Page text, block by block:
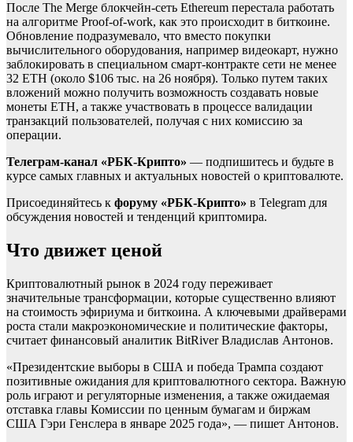
После The Merge блокчейн-сеть Ethereum перестала работать
на алгоритме Proof-of-work, как это происходит в биткоине.
Обновление подразумевало, что вместо покупки
вычислительного оборудования, например видеокарт, нужно
заблокировать в специальном смарт-контракте сети не менее
32 ETH (около $106 тыс. на 26 ноября). Только путем таких
вложений можно получить возможность создавать новые
монеты ETH, а также участвовать в процессе валидации
транзакций пользователей, получая с них комиссию за
операции.
Телеграм-канал «РБК-Крипто» — подпишитесь и будьте в
курсе самых главных и актуальных новостей о криптовалюте.
Присоединяйтесь к форуму «РБК-Крипто» в Telegram для
обсуждения новостей и тенденций криптомира.
Что движет ценой
Криптовалютный рынок в 2024 году переживает
значительные трансформации, которые существенно влияют
на стоимость эфириума и биткоина. А ключевыми драйверами
роста стали макроэкономические и политические факторы,
считает финансовый аналитик BitRiver Владислав Антонов.
«Президентские выборы в США и победа Трампа создают
позитивные ожидания для криптовалютного сектора. Важную
роль играют и регуляторные изменения, а также ожидаемая
отставка главы Комиссии по ценным бумагам и биржам
США Гэри Генслера в январе 2025 года», — пишет Антонов.